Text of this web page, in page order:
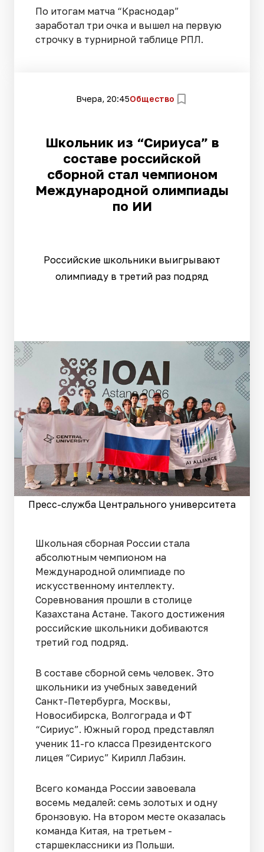
По итогам матча “Краснодар”
заработал три очка и вышел на первую
строчку в турнирной таблице РПЛ.
Вчера, 20:45Общество
Школьник из “Сириуса” в
составе российской
сборной стал чемпионом
Международной олимпиады
по ИИ
Российские школьники выигрывают
олимпиаду в третий раз подряд
Пресс-служба Центрального университета
Школьная сборная России стала
абсолютным чемпионом на
Международной олимпиаде по
искусственному интеллекту.
Соревнования прошли в столице
Казахстана Астане. Такого достижения
российские школьники добиваются
третий год подряд.
В составе сборной семь человек. Это
школьники из учебных заведений
Санкт-Петербурга, Москвы,
Новосибирска, Волгограда и ФТ
“Сириус”. Южный город представлял
ученик 11-го класса Президентского
лицея “Сириус” Кирилл Лабзин.
Всего команда России завоевала
восемь медалей: семь золотых и одну
бронзовую. На втором месте оказалась
команда Китая, на третьем -
старшеклассники из Польши.